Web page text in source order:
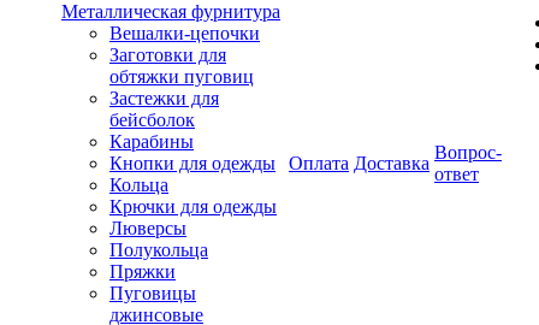
Металлическая фурнитура
Вешалки-цепочки
Заготовки для
обтяжки пуговиц
Застежки для
бейсболок
Карабины
Кнопки для одежды
Кольца
Крючки для одежды
Люверсы
Полукольца
Пряжки
Пуговицы
джинсовые
Оплата Доставка
Вопрос-
ответ